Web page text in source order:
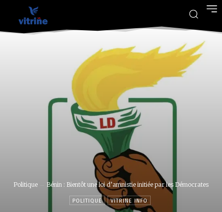
Politique Bénin : Bientôt une loi d’amnistie initiée par les Démocrates
POLITIQUE VITRINE INFO